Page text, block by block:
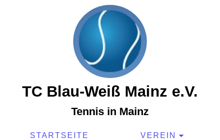
TC Blau-Weiß Mainz e.V.
Tennis in Mainz
STARTSEITE
VEREIN